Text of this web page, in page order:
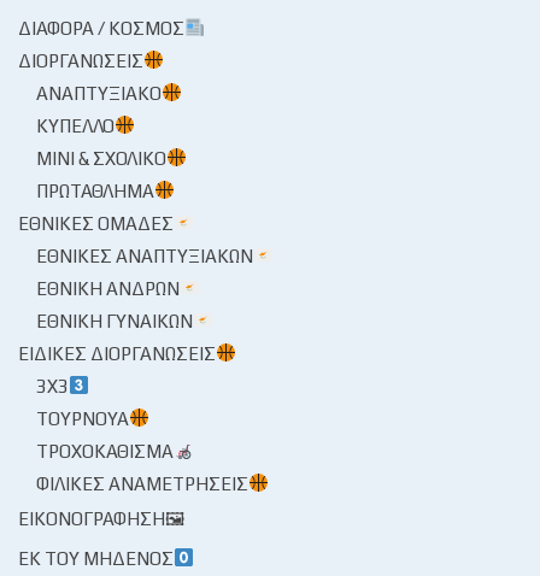
ΔΙΆΦΟΡΑ / ΚΌΣΜΟΣ
ΔΙΟΡΓΑΝΏΣΕΙΣ
ΑΝΑΠΤΥΞΙΑΚΌ
ΚΎΠΕΛΛΟ
ΜΊΝΙ & ΣΧΟΛΙΚΌ
ΠΡΩΤΆΘΛΗΜΑ
ΕΘΝΙΚΈΣ ΟΜΆΔΕΣ
ΕΘΝΙΚΈΣ ΑΝΑΠΤΥΞΙΑΚΏΝ
ΕΘΝΙΚΉ ΑΝΔΡΏΝ
ΕΘΝΙΚΉ ΓΥΝΑΙΚΏΝ
ΕΙΔΙΚΈΣ ΔΙΟΡΓΑΝΏΣΕΙΣ
3X3
ΤΟΥΡΝΟΥΆ
ΤΡΟΧΟΚΆΘΙΣΜΑ
ΦΙΛΙΚΈΣ ΑΝΑΜΕΤΡΉΣΕΙΣ
ΕΙΚΟΝΟΓΡΆΦΗΣΗ🖼
ΕΚ ΤΟΥ ΜΗΔΕΝΌΣ